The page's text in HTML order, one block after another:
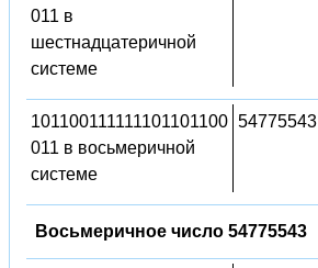
011 в
шестнадцатеричной
системе
101100111111101101100
011 в восьмеричной
системе
54775543
Восьмеричное число 54775543